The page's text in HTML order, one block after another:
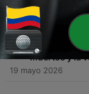
31 - Registros
26 mayo 2026
30 - No es
muertos y la
19 mayo 2026